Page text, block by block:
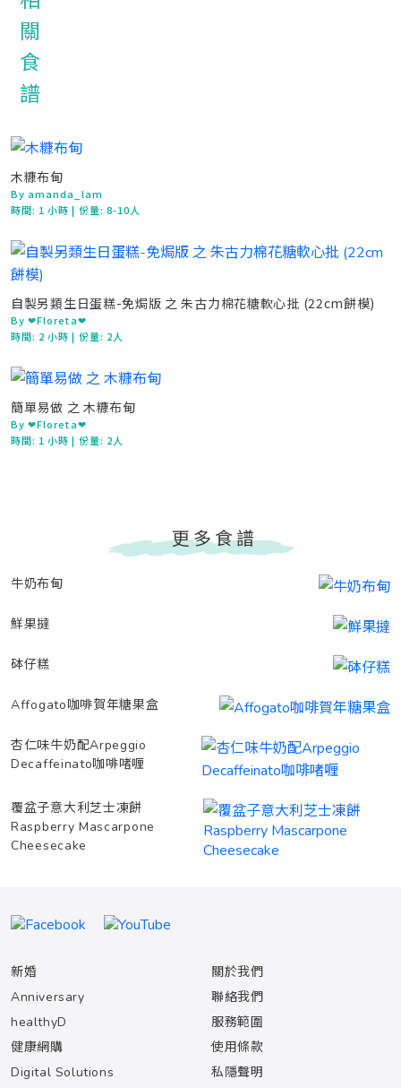
木糠布甸
By amanda_lam
時間: 1 小時| 份量: 8-10人
自製另類生日蛋糕-免焗版 之 朱古力棉花糖軟心批 (22cm餅模)
By ❤Floreta❤
時間: 2 小時| 份量: 2人
簡單易做 之 木糠布甸
By ❤Floreta❤
時間: 1 小時| 份量: 2人
更多食譜
牛奶布甸
鮮果撻
砵仔糕
Affogato咖啡賀年糖果盒
杏仁味牛奶配Arpeggio
Decaffeinato咖啡啫喱
覆盆子意大利芝士凍餅
Raspberry Mascarpone
Cheesecake
新婚
Anniversary
healthyD
健康網購
Digital Solutions
關於我們
聯絡我們
服務範圍
使用條款
私隱聲明